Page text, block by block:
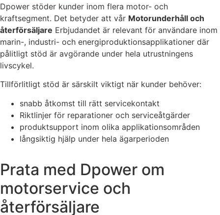
Dpower stöder kunder inom flera motor- och
kraftsegment. Det betyder att vår Motorunderhåll och
återförsäljare Erbjudandet är relevant för användare inom
marin-, industri- och energiproduktionsapplikationer där
pålitligt stöd är avgörande under hela utrustningens
livscykel.
Tillförlitligt stöd är särskilt viktigt när kunder behöver:
snabb åtkomst till rätt servicekontakt
Riktlinjer för reparationer och serviceåtgärder
produktsupport inom olika applikationsområden
långsiktig hjälp under hela ägarperioden
Prata med Dpower om
motorservice och
återförsäljare